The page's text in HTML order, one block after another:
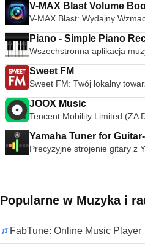
V-MAX Blast Volume
V-MAX Blast: Wydajny
Piano - Simple Piano
Wszechstronna aplikacja
Sweet FM
Sweet FM: Twój lokalny
JOOX Music
Tencent Mobility Limited (ZA
Yamaha Tuner for
Precyzyjne strojenie gitary z
Popularne w Muzyka i
FabTune: Online Music Player